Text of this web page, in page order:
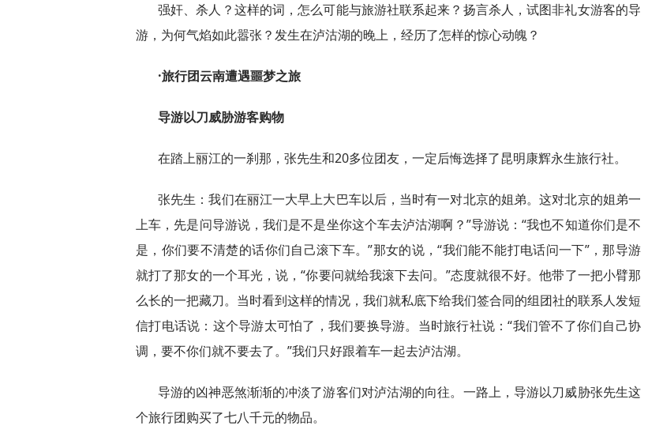
强奸、杀人？这样的词，怎么可能与旅游社联系起来？扬言杀人，试图非礼女游客的导
游，为何气焰如此嚣张？发生在泸沽湖的晚上，经历了怎样的惊心动魄？
·旅行团云南遭遇噩梦之旅
导游以刀威胁游客购物
在踏上丽江的一刹那，张先生和20多位团友，一定后悔选择了昆明康辉永生旅行社。
张先生：我们在丽江一大早上大巴车以后，当时有一对北京的姐弟。这对北京的姐弟一
上车，先是问导游说，我们是不是坐你这个车去泸沽湖啊？”导游说：“我也不知道你们是不
是，你们要不清楚的话你们自己滚下车。”那女的说，“我们能不能打电话问一下”，那导游
就打了那女的一个耳光，说，“你要问就给我滚下去问。”态度就很不好。他带了一把小臂那
么长的一把藏刀。当时看到这样的情况，我们就私底下给我们签合同的组团社的联系人发短
信打电话说：这个导游太可怕了，我们要换导游。当时旅行社说：“我们管不了你们自己协
调，要不你们就不要去了。”我们只好跟着车一起去泸沽湖。
导游的凶神恶煞渐渐的冲淡了游客们对泸沽湖的向往。一路上，导游以刀威胁张先生这
个旅行团购买了七八千元的物品。